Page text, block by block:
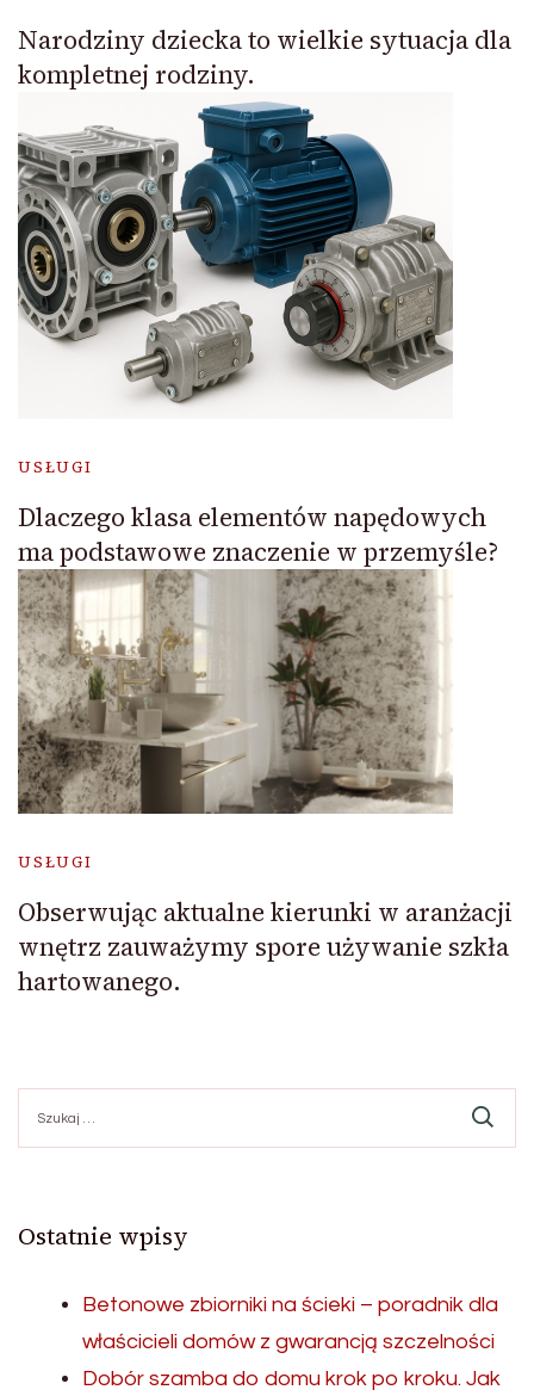
Narodziny dziecka to wielkie sytuacja dla
kompletnej rodziny.
USŁUGI
Dlaczego klasa elementów napędowych
ma podstawowe znaczenie w przemyśle?
USŁUGI
Obserwując aktualne kierunki w aranżacji
wnętrz zauważymy spore używanie szkła
hartowanego.
Ostatnie wpisy
Betonowe zbiorniki na ścieki – poradnik dla
właścicieli domów z gwarancją szczelności
Dobór szamba do domu krok po kroku. Jak